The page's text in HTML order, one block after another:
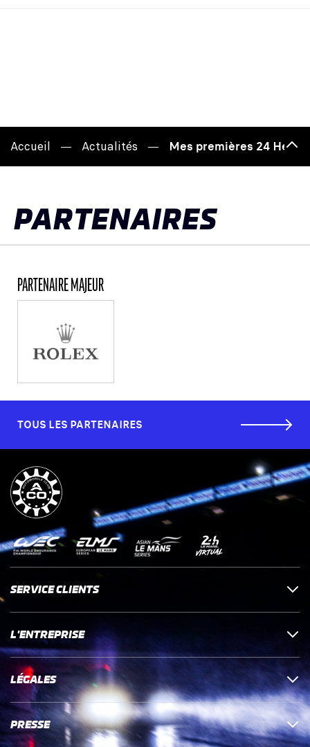
Accueil Actualités Mes premières 24
de
PARTENAIRES
PARTENAIRE MAJEUR
TOUS LES PARTENAIRES
SERVICE CLIENTS
L'ENTREPRISE
LÉGALES
PRESSE